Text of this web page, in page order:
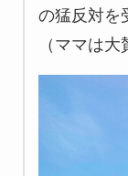
の猛反対を
（ママは大